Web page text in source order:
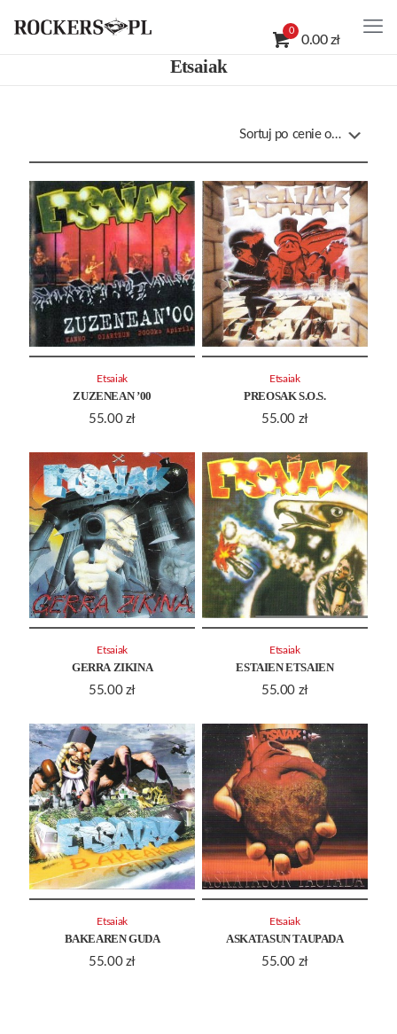
0
0.00 zł
Etsaiak
ZUZENEAN ’00
55.00 zł
Etsaiak
PREOSAK S.O.S.
55.00 zł
Etsaiak
GERRA ZIKINA
55.00 zł
Etsaiak
ESTAIEN ETSAIEN
55.00 zł
Etsaiak
BAKEAREN GUDA
55.00 zł
Etsaiak
ASKATASUN TAUPADA
55.00 zł
Etsaiak